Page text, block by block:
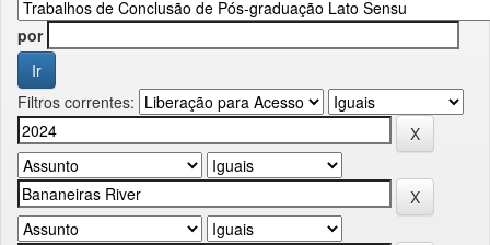
por
Filtros correntes: